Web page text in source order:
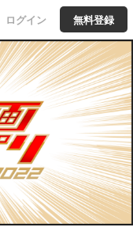
ログイン 無料登録